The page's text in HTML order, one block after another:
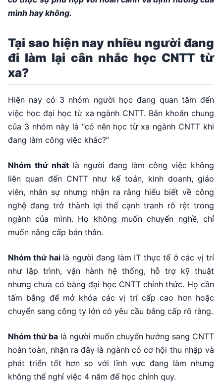
mình hay không.
Tại sao hiện nay nhiều người đang
đi làm lại cân nhắc học CNTT từ
xa?
Hiện nay có 3 nhóm người học đang quan tâm đến
việc học đại học từ xa ngành CNTT. Băn khoăn chung
của 3 nhóm này là “có nên học từ xa ngành CNTT khi
đang làm công việc khác?”
Nhóm thứ nhất là người đang làm công việc không
liên quan đến CNTT như kế toán, kinh doanh, giáo
viên, nhân sự nhưng nhận ra rằng hiểu biết về công
nghệ đang trở thành lợi thế cạnh tranh rõ rệt trong
ngành của mình. Họ không muốn chuyển nghề, chỉ
muốn nâng cấp bản thân.
Nhóm thứ hailà người đang làm IT thực tế ở các vị trí
như lập trình, vận hành hệ thống, hỗ trợ kỹ thuật
nhưng chưa có bằng đại học CNTT chính thức. Họ cần
tấm bằng để mở khóa các vị trí cấp cao hơn hoặc
chuyển sang công ty lớn có yêu cầu bằng cấp rõ ràng.
Nhóm thứ ba là người muốn chuyển hướng sang CNTT
hoàn toàn, nhận ra đây là ngành có cơ hội thu nhập và
phát triển tốt hơn so với lĩnh vực đang làm nhưng
không thể nghỉ việc 4 năm để học chính quy.